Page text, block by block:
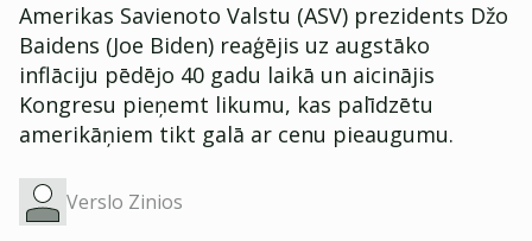
Amerikas Savienoto Valstu (ASV) prezidents Džo
Baidens (Joe Biden) reaģējis uz augstāko
inflāciju pēdējo 40 gadu laikā un aicinājis
Kongresu pieņemt likumu, kas palīdzētu
amerikāņiem tikt galā ar cenu pieaugumu.
Verslo Zinios